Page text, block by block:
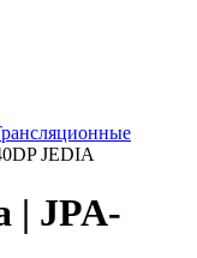
JEDIA
| JPA-